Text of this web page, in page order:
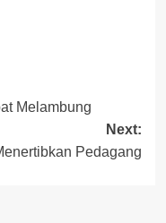
Melambung
Next:
Pedagang